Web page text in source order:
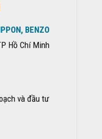
BENZO
Hồ Chí Minh
và đầu tư